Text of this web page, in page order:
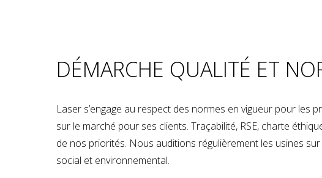
DÉMARCHE QUALITÉ ET
Laser s’engage au respect des normes en vigueur pour les
sur le marché pour ses clients. Traçabilité, RSE, charte
de nos priorités. Nous auditions régulièrement les usines
social et environnemental.